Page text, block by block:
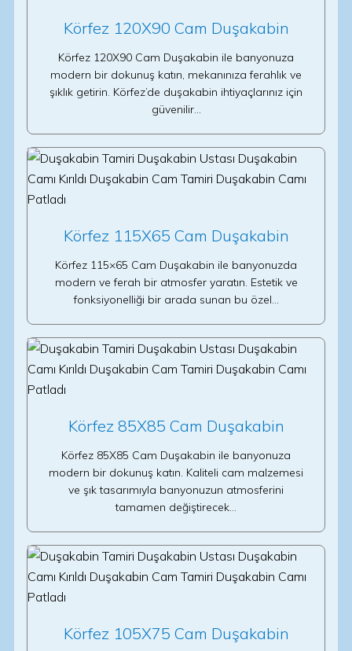
Körfez 120X90 Cam Duşakabin
Körfez 120X90 Cam Duşakabin ile banyonuza
modern bir dokunuş katın, mekanınıza ferahlık ve
şıklık getirin. Körfez’de duşakabin ihtiyaçlarınız için
güvenilir…
Körfez 115X65 Cam Duşakabin
Körfez 115×65 Cam Duşakabin ile banyonuzda
modern ve ferah bir atmosfer yaratın. Estetik ve
fonksiyonelliği bir arada sunan bu özel…
Körfez 85X85 Cam Duşakabin
Körfez 85X85 Cam Duşakabin ile banyonuza
modern bir dokunuş katın. Kaliteli cam malzemesi
ve şık tasarımıyla banyonuzun atmosferini
tamamen değiştirecek…
Körfez 105X75 Cam Duşakabin